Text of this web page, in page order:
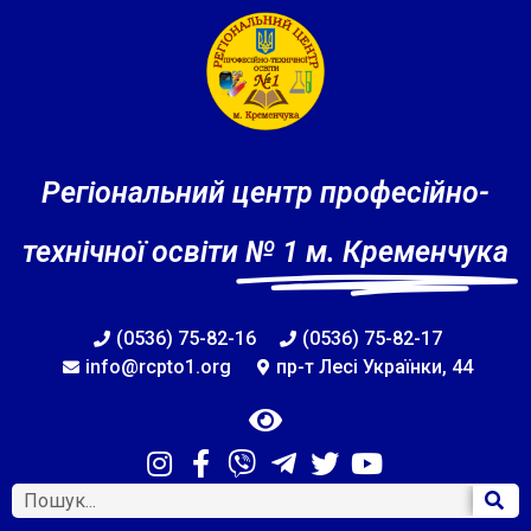
Регіональний центр професійно-
технічної освіти № 1 м. Кременчука
(0536) 75-82-16
(0536) 75-82-17
info@rcpto1.org
пр-т Лесі Українки, 44